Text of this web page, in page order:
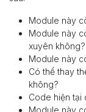
Module này
Module này
xuyên không?
Module này
Có thể thay
không?
Code hiện tại
Module này